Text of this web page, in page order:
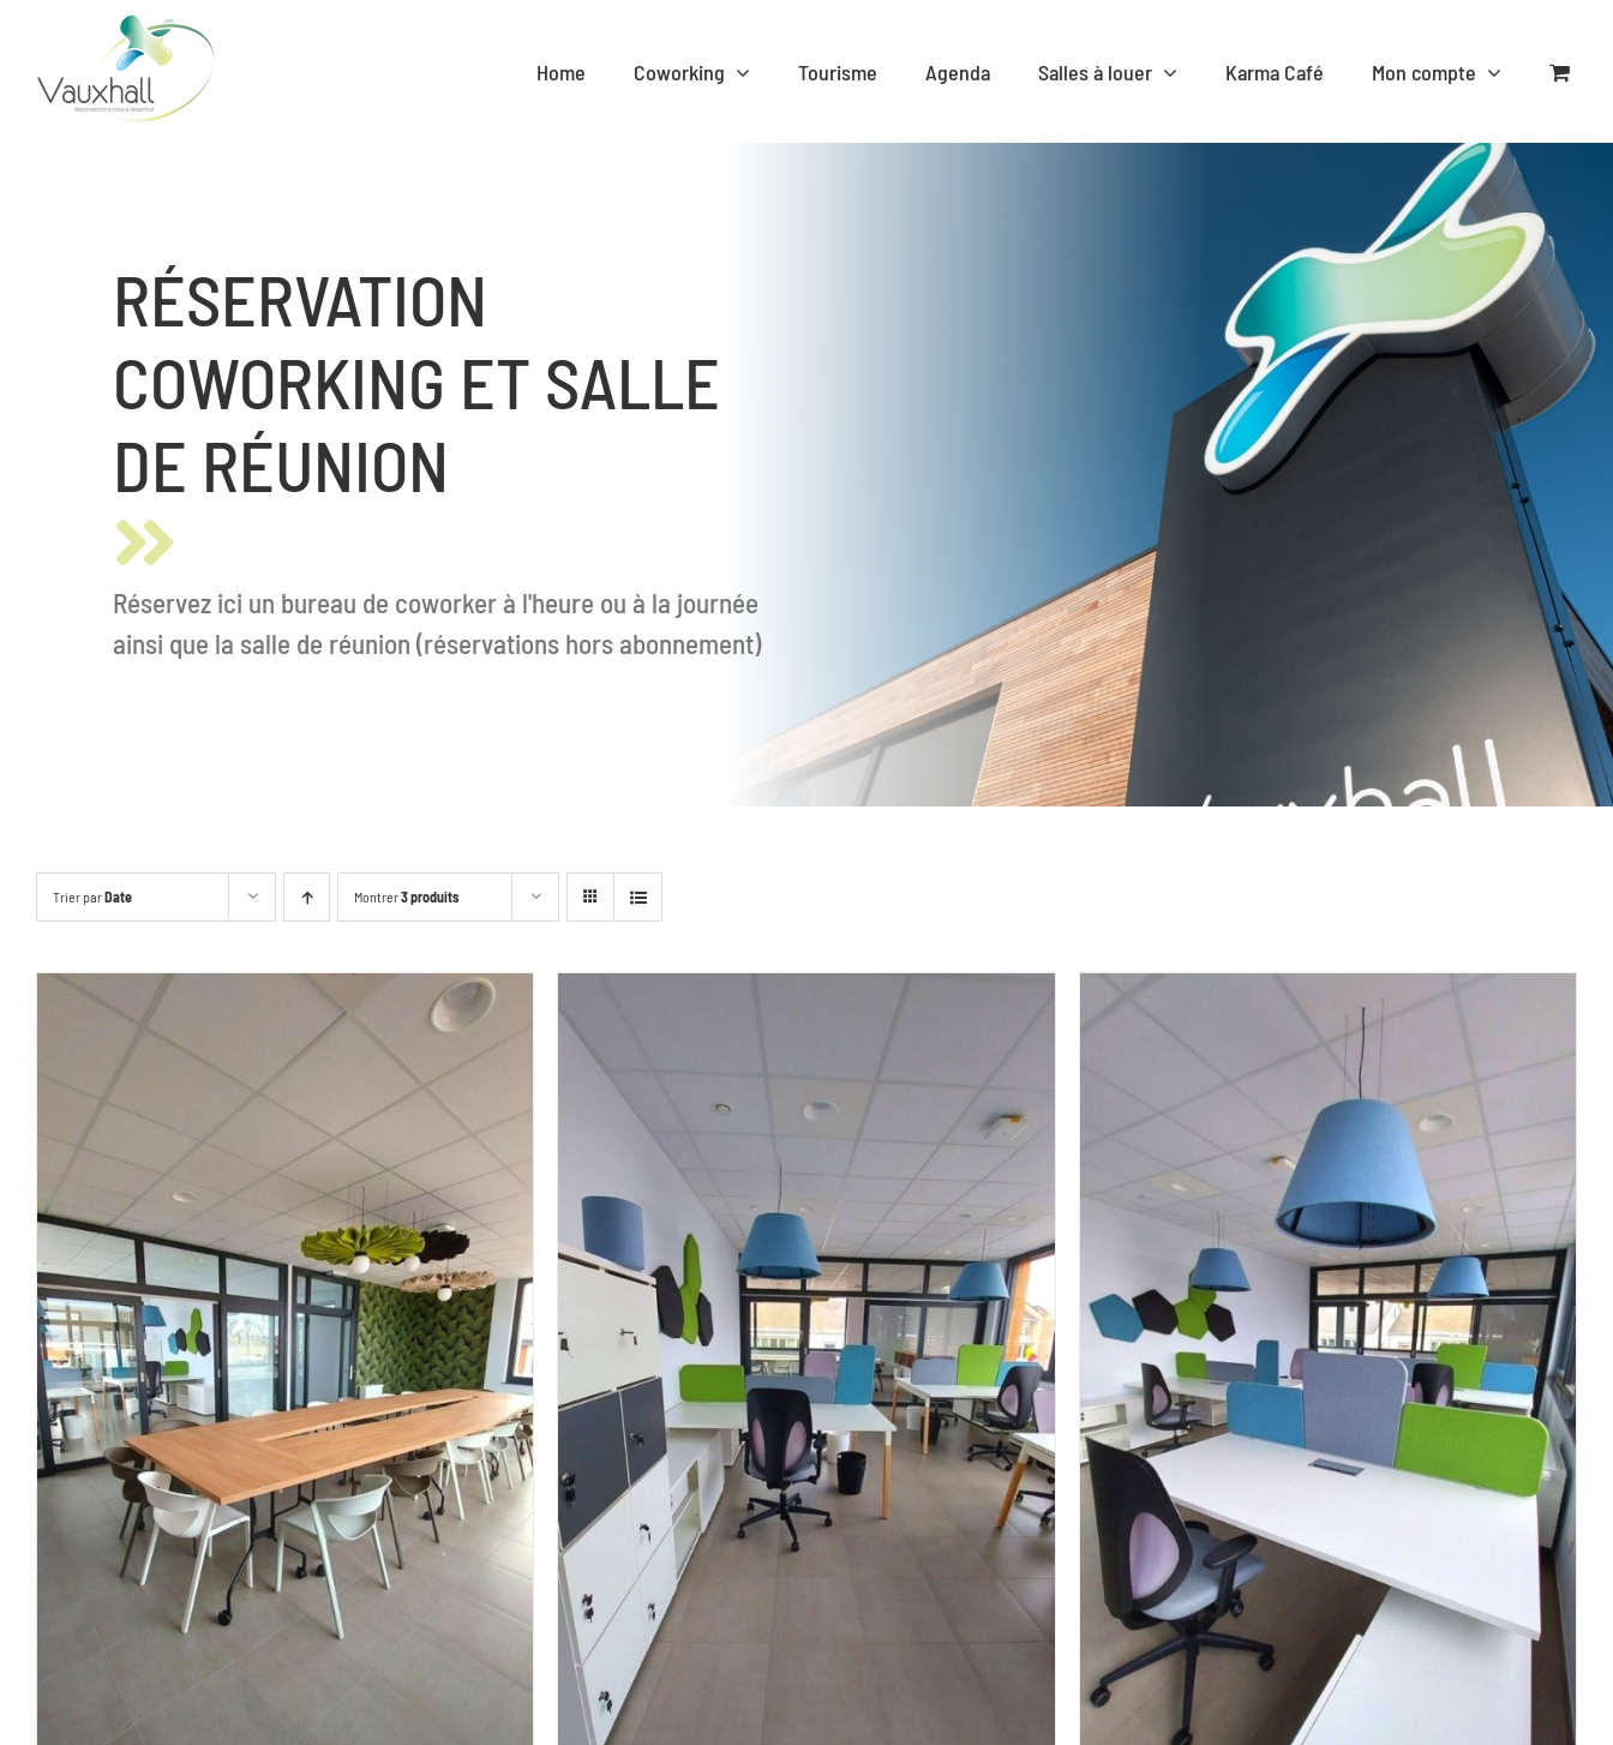
content
Home Coworking Tourisme Agenda Salles à louer Karma Café Mon compte
RÉSERVATION
COWORKING ET SALLE
DE RÉUNION
Réservez ici un bureau de coworker à l'heure ou à la journée
ainsi que la salle de réunion (réservations hors abonnement)
Trier parDate Montrer3 produits